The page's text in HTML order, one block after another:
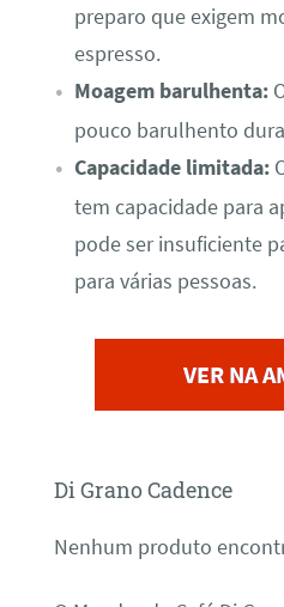
preparo que exigem
espresso.
Moagem barulhenta:
pouco barulhento
Capacidade limitada:
tem capacidade para
pode ser insuficiente
para várias pessoas.
VER NA
Di Grano Cadence
Nenhum produto